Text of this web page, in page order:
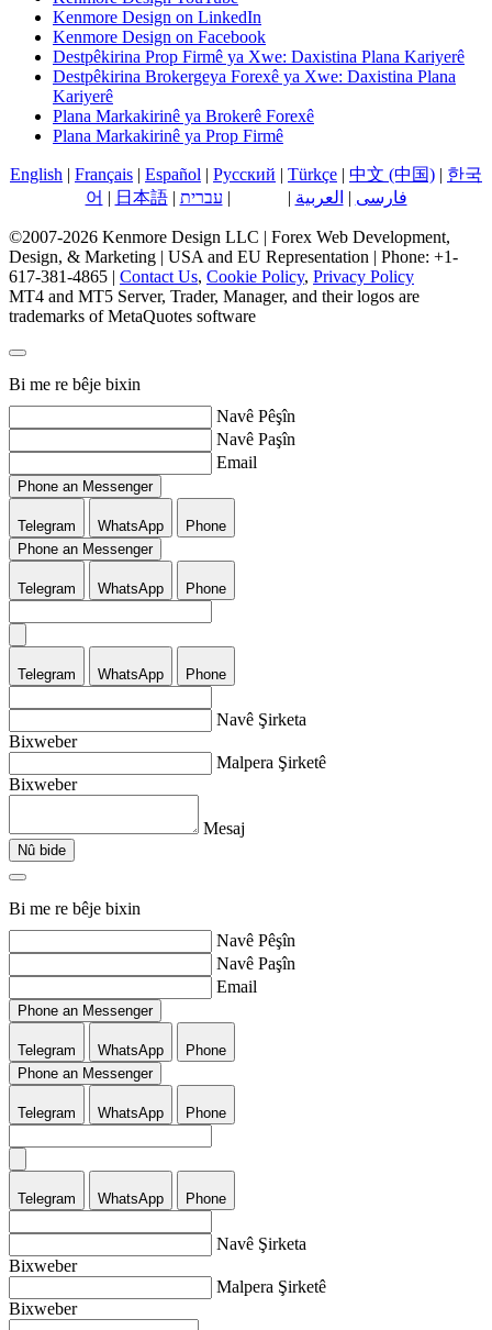
Kenmore Design on LinkedIn
Kenmore Design on Facebook
Destpêkirina Prop Firmê ya Xwe: Daxistina Plana Kariyerê
Destpêkirina Brokergeya Forexê ya Xwe: Daxistina Plana
Kariyerê
Plana Markakirinê ya Brokerê Forexê
Plana Markakirinê ya Prop Firmê
English | Français | Español | Русский | Türkçe | 中文 (中国) | 한국
어 | 日本語| עברית | | العربية | فارسی
©2007-2026 Kenmore Design LLC | Forex Web Development,
Design, & Marketing | USA and EU Representation | Phone: +1-
617-381-4865 | Contact Us, Cookie Policy, Privacy Policy
MT4 and MT5 Server, Trader, Manager, and their logos are
trademarks of MetaQuotes software
Bi me re bêje bixin
Navê Pêşîn
Navê Paşîn
Email
Phone an Messenger
Telegram WhatsApp
Phone
Phone an Messenger
Telegram WhatsApp Phone
Telegram WhatsApp Phone
Navê Şirketa
Bixweber
Malpera Şirketê
Bixweber
Mesaj
Nû bide
Bi me re bêje bixin
Navê Pêşîn
Navê Paşîn
Email
Phone an Messenger
Telegram WhatsApp
Phone
Phone an Messenger
Telegram WhatsApp Phone
Telegram WhatsApp Phone
Navê Şirketa
Bixweber
Malpera Şirketê
Bixweber